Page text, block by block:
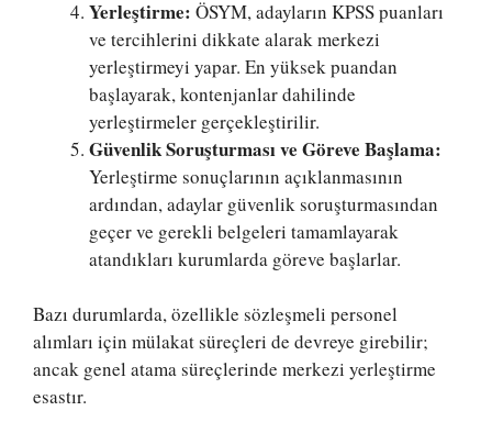
Yerleştirme: ÖSYM, adayların KPSS puanları
ve tercihlerini dikkate alarak merkezi
yerleştirmeyi yapar. En yüksek puandan
başlayarak, kontenjanlar dahilinde
yerleştirmeler gerçekleştirilir.
Güvenlik Soruşturması ve Göreve Başlama:
Yerleştirme sonuçlarının açıklanmasının
ardından, adaylar güvenlik soruşturmasından
geçer ve gerekli belgeleri tamamlayarak
atandıkları kurumlarda göreve başlarlar.
Bazı durumlarda, özellikle sözleşmeli personel
alımları için mülakat süreçleri de devreye girebilir;
ancak genel atama süreçlerinde merkezi yerleştirme
esastır.